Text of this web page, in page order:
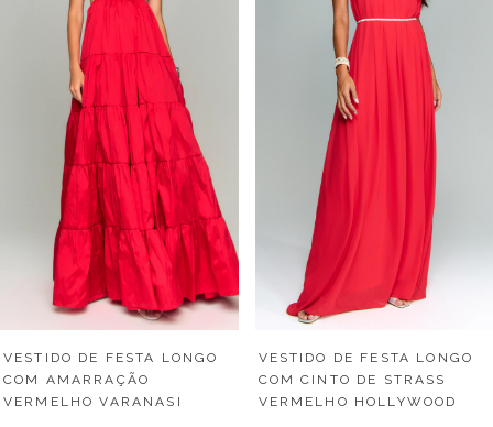
VESTIDO DE FESTA LONGO
COM AMARRAÇÃO
VERMELHO VARANASI
VESTIDO DE FESTA LONGO
COM CINTO DE STRASS
VERMELHO HOLLYWOOD